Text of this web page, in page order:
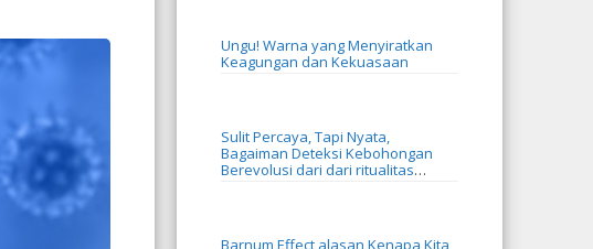
Ungu! Warna yang Menyiratkan
Keagungan dan Kekuasaan
Sulit Percaya, Tapi Nyata,
Bagaiman Deteksi Kebohongan
Berevolusi dari dari ritualitas
Barnum Effect alasan Kenapa Kita